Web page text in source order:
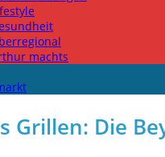
machts
Grillen: Die